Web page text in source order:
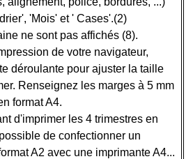
'Mois' et ' Cases'.(2)
ne sont pas affichés (8).
de votre navigateur,
déroulante pour ajuster la taille
Renseignez les marges à 5 mm
format A4.
d'imprimer les 4 trimestres en
de confectionner un
A2 avec une imprimante A4...